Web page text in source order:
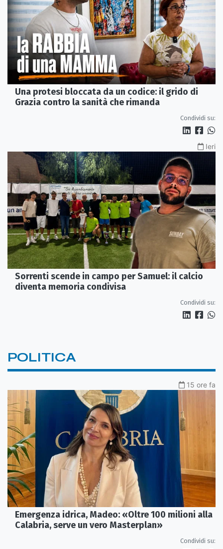
Una protesi bloccata da un codice: il grido di
Grazia contro la sanità che rimanda
Condividi su:
Ieri
Sorrenti scende in campo per Samuel: il calcio
diventa memoria condivisa
Condividi su:
POLITICA
15 ore fa
Emergenza idrica, Madeo: «Oltre 100 milioni alla
Calabria, serve un vero Masterplan»
Condividi su: